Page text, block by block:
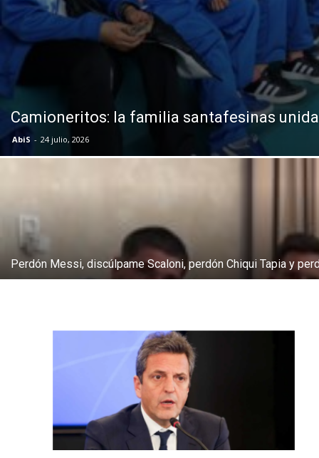
Camioneritos: la familia santafesinas
AbiS - 24 julio, 2026
Perdón Messi, discúlpame Scaloni, perdón Chiqui Tapia y